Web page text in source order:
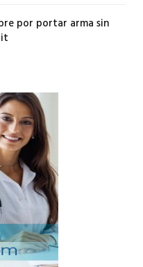
por portar arma sin